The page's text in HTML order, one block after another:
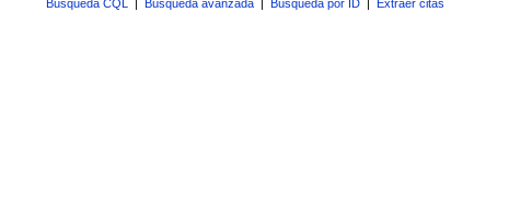
Búsqueda CQL Búsqueda avanzada Búsqueda por ID Extraer citas